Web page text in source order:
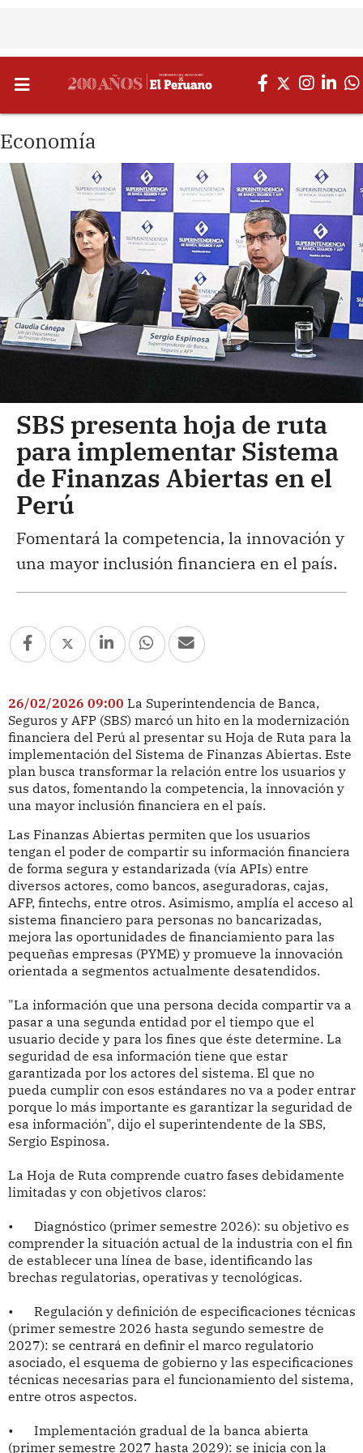
Economía
SBS presenta hoja de ruta
para implementar Sistema
de Finanzas Abiertas en el
Perú
Fomentará la competencia, la innovación y
una mayor inclusión financiera en el país.
26/02/2026 09:00 La Superintendencia de Banca,
Seguros y AFP (SBS) marcó un hito en la modernización
financiera del Perú al presentar su Hoja de Ruta para la
implementación del Sistema de Finanzas Abiertas. Este
plan busca transformar la relación entre los usuarios y
sus datos, fomentando la competencia, la innovación y
una mayor inclusión financiera en el país.
Las Finanzas Abiertas permiten que los usuarios
tengan el poder de compartir su información financiera
de forma segura y estandarizada (vía APIs) entre
diversos actores, como bancos, aseguradoras, cajas,
AFP, fintechs, entre otros. Asimismo, amplía el acceso al
sistema financiero para personas no bancarizadas,
mejora las oportunidades de financiamiento para las
pequeñas empresas (PYME) y promueve la innovación
orientada a segmentos actualmente desatendidos.
"La información que una persona decida compartir va a
pasar a una segunda entidad por el tiempo que el
usuario decide y para los fines que éste determine. La
seguridad de esa información tiene que estar
garantizada por los actores del sistema. El que no
pueda cumplir con esos estándares no va a poder entrar
porque lo más importante es garantizar la seguridad de
esa información", dijo el superintendente de la SBS,
Sergio Espinosa.
La Hoja de Ruta comprende cuatro fases debidamente
limitadas y con objetivos claros:
•
Diagnóstico (primer semestre 2026): su objetivo es
comprender la situación actual de la industria con el fin
de establecer una línea de base, identificando las
brechas regulatorias, operativas y tecnológicas.
•
Regulación y definición de especificaciones técnicas
(primer semestre 2026 hasta segundo semestre de
2027): se centrará en definir el marco regulatorio
asociado, el esquema de gobierno y las especificaciones
técnicas necesarias para el funcionamiento del sistema,
entre otros aspectos.
•
Implementación gradual de la banca abierta
(primer semestre 2027 hasta 2029): se inicia con la